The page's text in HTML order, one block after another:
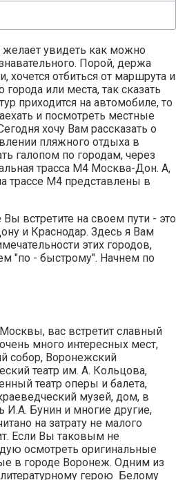
увидеть как можно
Порой, держа
хочется отбиться от маршрута и
или места, так сказать
приходится на автомобиле, то
и посмотреть местные
хочу Вам рассказать о
пляжного отдыха в
галопом по городам, через
трасса М4 Москва-Дон. А,
трассе М4 представлены в
встретите на своем пути - это
и Краснодар. Здесь я Вам
этих городов,
"по - быстрому". Начнем по
вас встретит славный
много интересных мест,
собор, Воронежский
театр им. А. Кольцова,
театр оперы и балета,
музей, дом, в
И.А. Бунин и многие другие,
на затрату не малого
Если Вы таковым не
осмотреть оригинальные
в городе Воронеж. Одним из
литературному герою Белому